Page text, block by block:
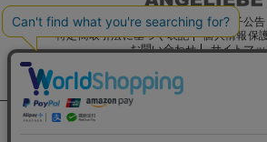
ご利用ガイド 会社概要 電子公告
特定商取引法に基づく表記
個人情報保
お問い合わせ
サイトマ
サイト内の文章、画像などの著作物はマルコ株式